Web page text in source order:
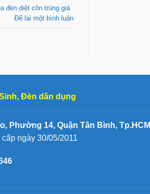
đèn diệt côn trùng giá
Để lại một bình luận
, Đèn dân dụng
Phường 14, Quận Tân Bình, Tp.HCM
ngày 30/05/2011